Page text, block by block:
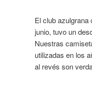
El club azulgrana
junio, tuvo un
Nuestras
utilizadas en los
al revés son